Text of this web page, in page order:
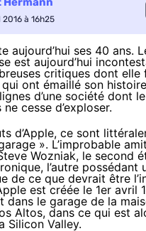
à 16h25
aujourd’hui ses 40 ans.
est aujourd’hui
critiques dont elle
ont émaillé son
d’une société dont
ne cesse d’exploser.
d’Apple, ce sont
». L’improbable
Wozniak, le second
l’autre possédant
de ce que devrait être
est créée le 1er avril
dans le garage de la
Altos, dans ce qui est
Silicon Valley.